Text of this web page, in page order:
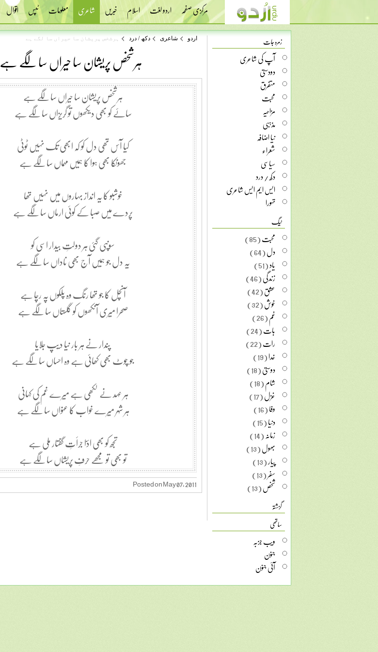
مرکزی صفحہ اردو لغت اسلام خبریں شاعری معلومات ٹپس اقوال
اردو شاعری دکھ / درد ہرشخص پریشان سا حیراں سا لگے ہے
ہرشخص پریشان سا حیراں سا لگے ہے
ہرشخص پریشان سا حیراں سا لگے ہے
سائے کو بھی دیکھوں تو گریزاں سا لگے ہے
کیا آس تھی دل کو کہ ابھی تک نہیں ٹوٹی
جھونکا بھی ہوا کا ہمیں مہماں سا لگے ہے
خوشبو کا یہ انداز بہاروں میں نہیں تھا
پردے میں صبا کے کوئی ارماں سا لگے ہے
سونپی گئی ہر دولتِ بیدار اسی کو
یہ دل جو ہمیں آج بھی ناداں سا لگے ہے
آنچل کا جو تھا رنگ وہ پلکوں پہ رچا ہے
صحرا میری آنکھوں کو گلستاں سا لگے ہے
پندار نے ہر بار نیا دیپ جلایا
جو چوٹ بھی کھائی ہے وہ احساں سا لگے ہے
ہر عہد نے لکھی ہے میرے غم کی کہانی
ہر شہر میرے خواب کا عنواں سا لگے ہے
تجھ کو بھی ادؔا جرأتِ گفتار ملی ہے
تو بھی تو مجھے حرفِ پریشاں سا لگے ہے
Posted on May 07, 2011
زمرہ جات
آپ کی شاعری
دودستی
متفرق
محبت
مزاحیہ
مذہبی
نیا اضافہ
شعراء
سیاسی
دکھ / درد
ایس ایم ایس شاعری
تہورا
ٹیگ
محبت(85)
دل(64)
یاد(51)
زندگی(46)
عشق(42)
خوش(32)
غم(26)
بات(24)
رات(22)
خدا(19)
دوستی(18)
شام(18)
غزل(17)
وفا(16)
دنیا(15)
زمانہ(14)
بھول(13)
پیار(13)
سفر(13)
شخص(13)
گزشتہ
ساتھی
ویب جزبہ
جنون
آئی جنون